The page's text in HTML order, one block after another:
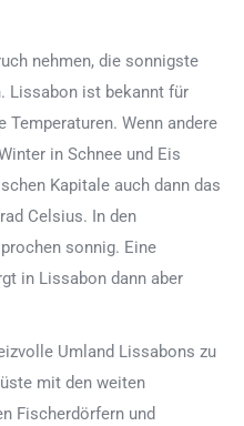
nehmen, die sonnigste
Lissabon ist bekannt für
Temperaturen. Wenn andere
in Schnee und Eis
Kapitale auch dann das
Celsius. In den
sonnig. Eine
in Lissabon dann aber
Umland Lissabons zu
mit den weiten
Fischerdörfern und